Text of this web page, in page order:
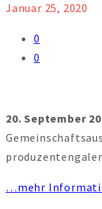
Januar 25, 2020
0
0
20. September
…mehr